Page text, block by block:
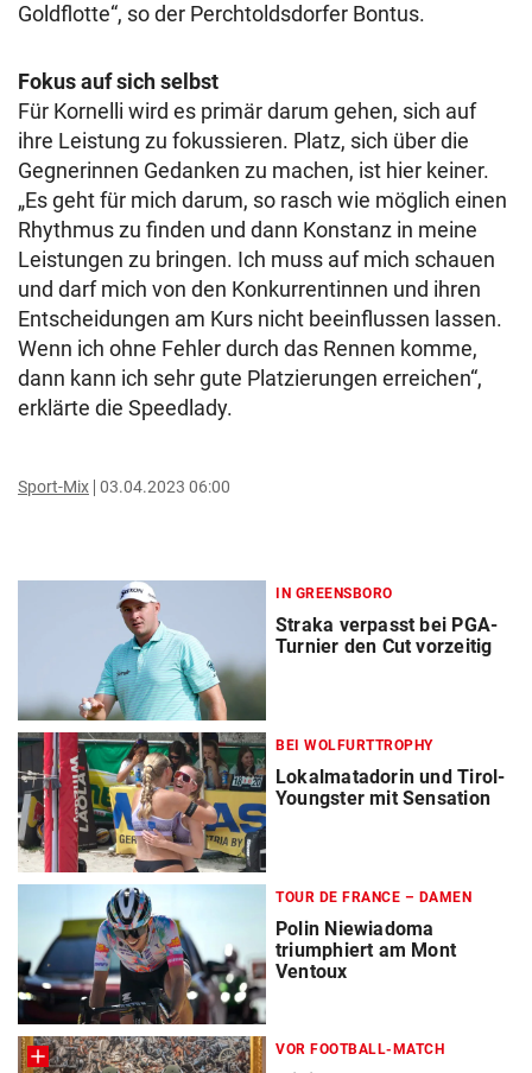
Goldflotte“, so der Perchtoldsdorfer Bontus.
Fokus auf sich selbst
Für Kornelli wird es primär darum gehen, sich auf
ihre Leistung zu fokussieren. Platz, sich über die
Gegnerinnen Gedanken zu machen, ist hier keiner.
„Es geht für mich darum, so rasch wie möglich einen
Rhythmus zu finden und dann Konstanz in meine
Leistungen zu bringen. Ich muss auf mich schauen
und darf mich von den Konkurrentinnen und ihren
Entscheidungen am Kurs nicht beeinflussen lassen.
Wenn ich ohne Fehler durch das Rennen komme,
dann kann ich sehr gute Platzierungen erreichen“,
erklärte die Speedlady.
Sport-Mix 03.04.2023 06:00
IN GREENSBORO
Straka verpasst bei PGA-
Turnier den Cut vorzeitig
BEI WOLFURTTROPHY
Lokalmatadorin und Tirol-
Youngster mit Sensation
TOUR DE FRANCE – DAMEN
Polin Niewiadoma
triumphiert am Mont
Ventoux
VOR FOOTBALL-MATCH